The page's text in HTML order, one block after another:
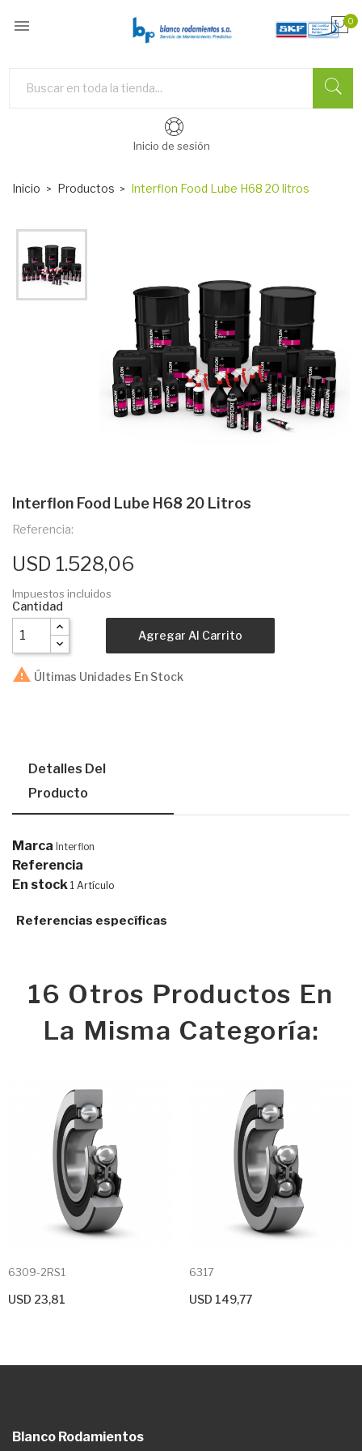
 0
Inicio de sesión
Inicio Productos Interflon Food Lube H68 20 litros
Interflon Food Lube H68 20 Litros
Referencia:
USD 1.528,06
Impuestos incluidos
Cantidad
Agregar Al Carrito
 Últimas Unidades En Stock
Detalles Del
Producto
Marca Interflon
Referencia
En stock 1 Artículo
Referencias específicas
16 Otros Productos En
La Misma Categoría:
6309-2RS1
USD 23,81
+ Agregar Al Carrito
6317
USD 149,77
+ Agregar Al Carrito
Blanco Rodamientos